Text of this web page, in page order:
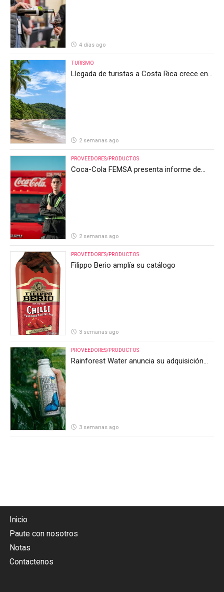
4 días ago
TURISMO
Llegada de turistas a Costa Rica crece en
2 semanas ago
PROVEEDORES/PRODUCTOS
Coca-Cola FEMSA presenta informe de
2 semanas ago
PROVEEDORES/PRODUCTOS
Filippo Berio amplía su catálogo
3 semanas ago
PROVEEDORES/PRODUCTOS
Rainforest Water anuncia su adquisición
3 semanas ago
Inicio
Paute con nosotros
Notas
Contactenos